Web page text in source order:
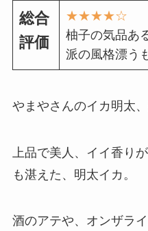
総合
評価
★★★★☆
柚子の気品あ
派の風格漂う
やまやさんのイカ明太、
上品で美人、イイ香り
も湛えた、明太イカ。
酒のアテや、オンザラ